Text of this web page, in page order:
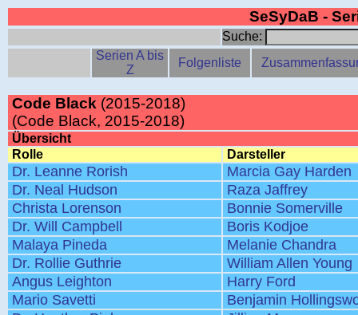
SeSyDaB -
Suche:
Serien A bis
Z
Folgenliste
Code Black (2015-2018)
(Code Black, 2015-2018)
Übersicht
Rolle
Darsteller
Dr. Leanne Rorish
Marcia Gay Harden
Dr. Neal Hudson
Raza Jaffrey
Christa Lorenson
Bonnie Somerville
Dr. Will Campbell
Boris Kodjoe
Malaya Pineda
Melanie Chandra
Dr. Rollie Guthrie
William Allen Young
Angus Leighton
Harry Ford
Mario Savetti
Benjamin